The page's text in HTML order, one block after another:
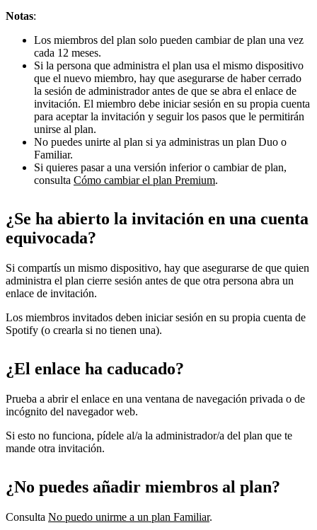
Notas:
Los miembros del plan solo pueden cambiar de plan una vez
cada 12 meses.
Si la persona que administra el plan usa el mismo dispositivo
que el nuevo miembro, hay que asegurarse de haber cerrado
la sesión de administrador antes de que se abra el enlace de
invitación. El miembro debe iniciar sesión en su propia cuenta
para aceptar la invitación y seguir los pasos que le permitirán
unirse al plan.
No puedes unirte al plan si ya administras un plan Duo o
Familiar.
Si quieres pasar a una versión inferior o cambiar de plan,
consulta Cómo cambiar el plan Premium.
¿Se ha abierto la invitación en una cuenta
equivocada?
Si compartís un mismo dispositivo, hay que asegurarse de que quien
administra el plan cierre sesión antes de que otra persona abra un
enlace de invitación.
Los miembros invitados deben iniciar sesión en su propia cuenta de
Spotify (o crearla si no tienen una).
¿El enlace ha caducado?
Prueba a abrir el enlace en una ventana de navegación privada o de
incógnito del navegador web.
Si esto no funciona, pídele al/a la administrador/a del plan que te
mande otra invitación.
¿No puedes añadir miembros al plan?
Consulta No puedo unirme a un plan Familiar.